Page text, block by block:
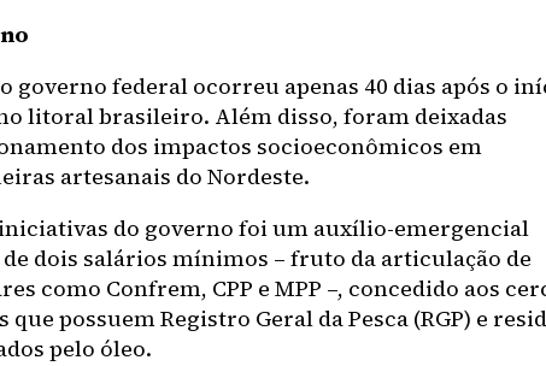
governo federal ocorreu apenas 40 dias após o
litoral brasileiro. Além disso, foram deixadas
dos impactos socioeconômicos em
artesanais do Nordeste.
do governo foi um auxílio-emergencial
dois salários mínimos – fruto da articulação de
como Confrem, CPP e MPP –, concedido aos
que possuem Registro Geral da Pesca (RGP) e
pelo óleo.